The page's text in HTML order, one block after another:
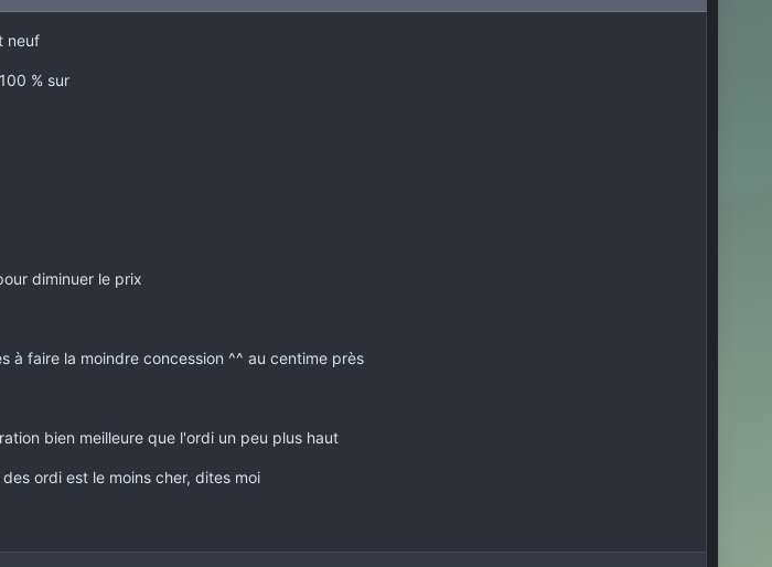
neuf
% sur
diminuer le prix
à faire la moindre concession ^^ au centime près
bien meilleure que l'ordi un peu plus haut
ordi est le moins cher, dites moi